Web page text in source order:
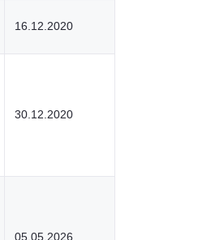
16.12.2020
30.12.2020
05.05.2026